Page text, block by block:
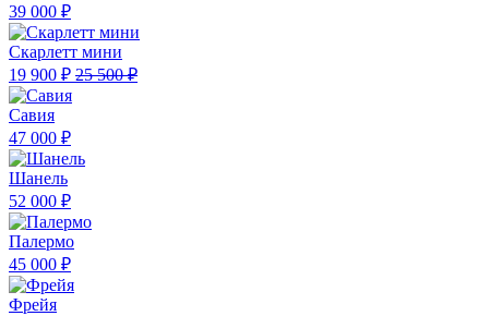
39 000 ₽
Скарлетт мини
19 900 ₽ 25 500 ₽
Савия
47 000 ₽
Шанель
52 000 ₽
Палермо
45 000 ₽
Фрейя